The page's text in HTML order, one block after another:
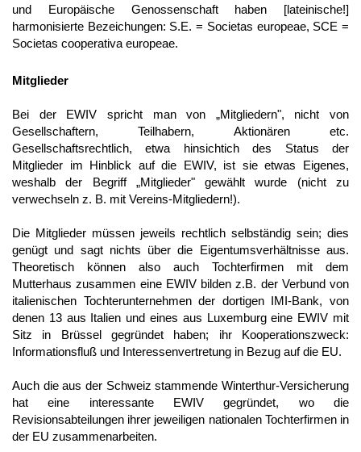
und Europäische Genossenschaft haben [lateinische!]
harmonisierte Bezeichungen: S.E. = Societas europeae, SCE =
Societas cooperativa europeae.
Mitglieder
Bei der EWIV spricht man von „Mitgliedern", nicht von
Gesellschaftern, Teilhabern, Aktionären etc.
Gesellschaftsrechtlich, etwa hinsichtich des Status der
Mitglieder im Hinblick auf die EWIV, ist sie etwas Eigenes,
weshalb der Begriff „Mitglieder" gewählt wurde (nicht zu
verwechseln z. B. mit Vereins-Mitgliedern!).
Die Mitglieder müssen jeweils rechtlich selbständig sein; dies
genügt und sagt nichts über die Eigentumsverhältnisse aus.
Theoretisch können also auch Tochterfirmen mit dem
Mutterhaus zusammen eine EWIV bilden z.B. der Verbund von
italienischen Tochterunternehmen der dortigen IMI-Bank, von
denen 13 aus Italien und eines aus Luxemburg eine EWIV mit
Sitz in Brüssel gegründet haben; ihr Kooperationszweck:
Informationsfluß und Interessenvertretung in Bezug auf die EU.
Auch die aus der Schweiz stammende Winterthur-Versicherung
hat eine interessante EWIV gegründet, wo die
Revisionsabteilungen ihrer jeweiligen nationalen Tochterfirmen in
der EU zusammenarbeiten.